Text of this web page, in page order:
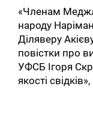
«Членам
народу
Діляверу
повістки про
УФСБ Ігоря
якості